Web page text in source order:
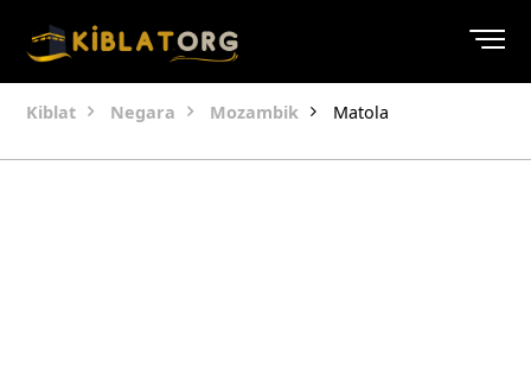
Kiblat Negara Mozambik Matola